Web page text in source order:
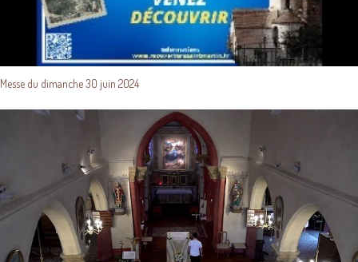
Messe du dimanche 30 juin 2024